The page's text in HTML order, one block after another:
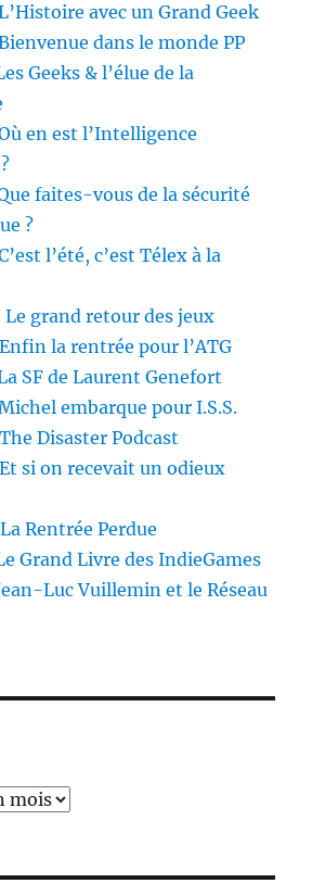
avec un Grand Geek
dans le monde PP
Geeks & l’élue de la
en est l’Intelligence
faites-vous de la sécurité
?
l’été, c’est Télex à la
Le grand retour des jeux
la rentrée pour l’ATG
SF de Laurent Genefort
embarque pour I.S.S.
Disaster Podcast
si on recevait un odieux
Rentrée Perdue
Grand Livre des IndieGames
Luc Vuillemin et le Réseau